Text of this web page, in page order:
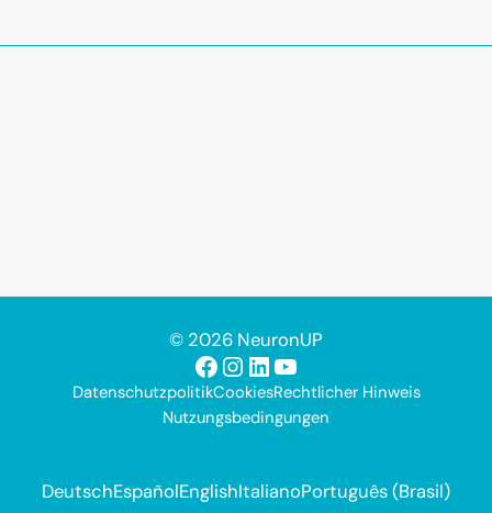
© 2026 NeuronUP
Facebook
Instagram
LinkedIn
YouTube
DatenschutzpolitikCookiesRechtlicher Hinweis
Nutzungsbedingungen
DeutschEspañolEnglishItalianoPortuguês (Brasil)